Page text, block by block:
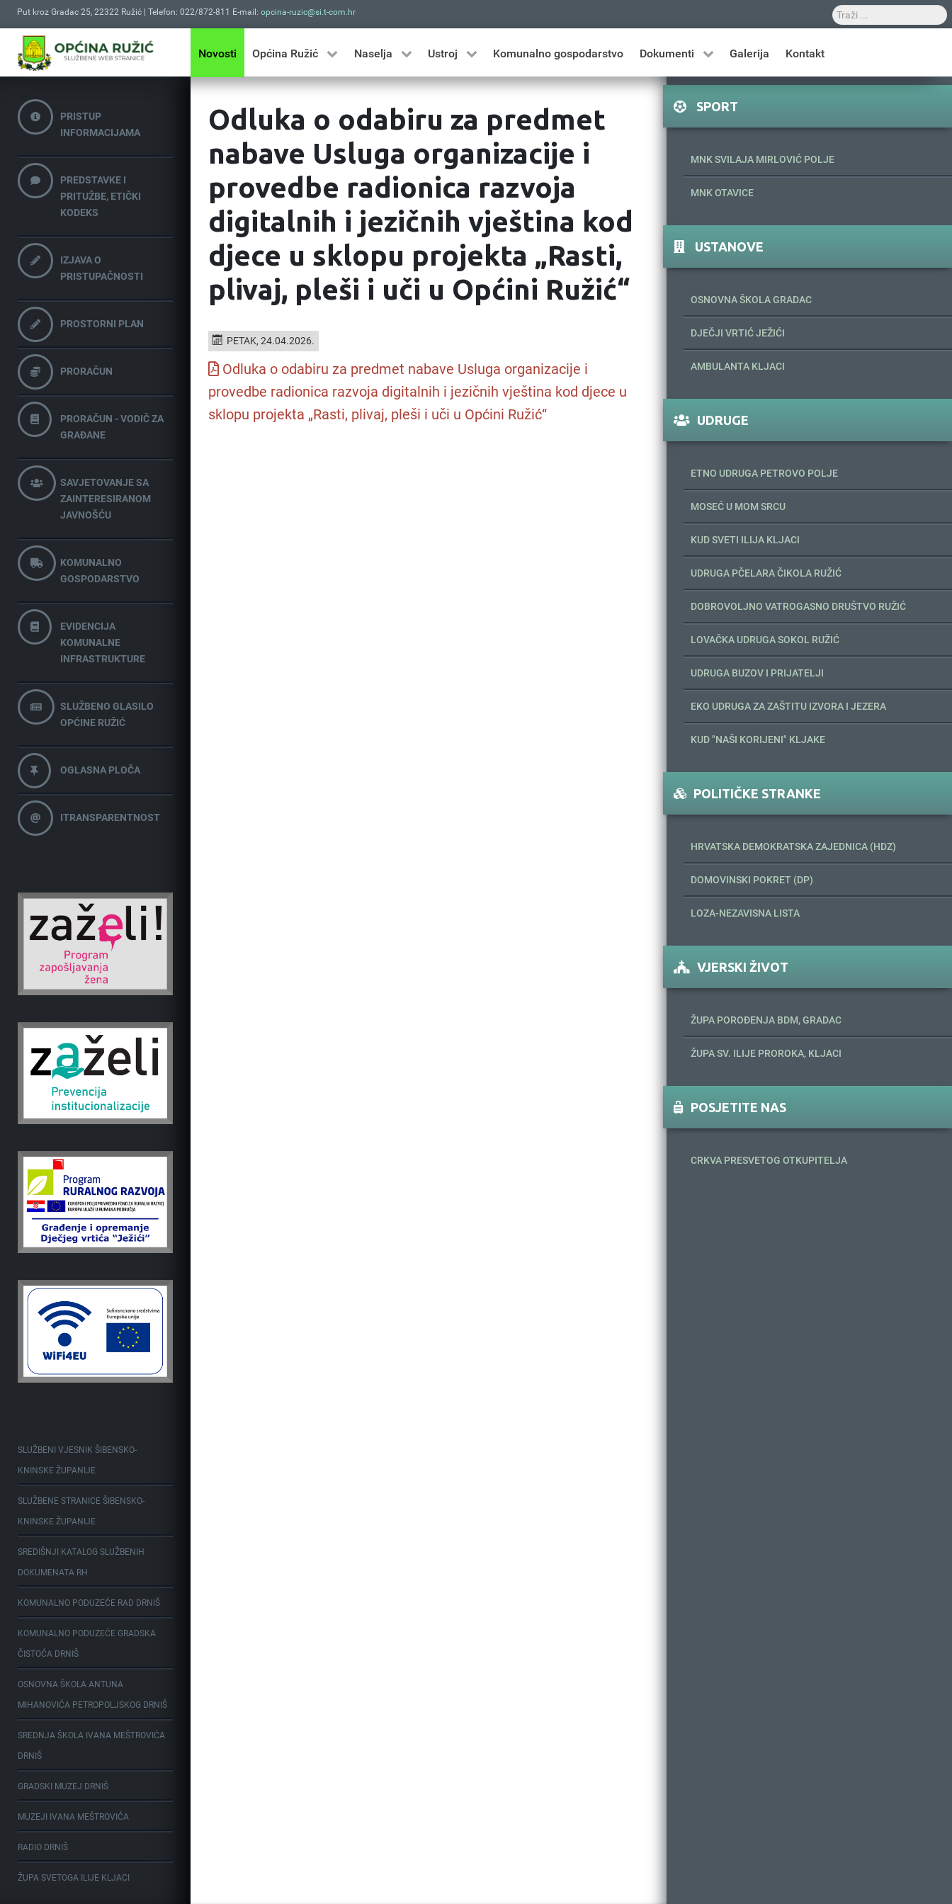
Put kroz Gradac 25, 22322 Ružić | Telefon: 022/872-811 E-mail: opcina-ruzic@si.t-com.hr
Novosti Općina Ružić Naselja Ustroj Komunalno gospodarstvo Dokumenti Galerija Kontakt
PRISTUP
INFORMACIJAMA
PREDSTAVKE I
PRITUŽBE, ETIČKI
KODEKS
IZJAVA O
PRISTUPAČNOSTI
PROSTORNI PLAN
PRORAČUN
PRORAČUN - VODIČ ZA
GRAĐANE
SAVJETOVANJE SA
ZAINTERESIRANOM
JAVNOŠĆU
KOMUNALNO
GOSPODARSTVO
EVIDENCIJA
KOMUNALNE
INFRASTRUKTURE
SLUŽBENO GLASILO
OPĆINE RUŽIĆ
OGLASNA PLOČA
ITRANSPARENTNOST
SLUŽBENI VJESNIK ŠIBENSKO-
KNINSKE ŽUPANIJE
SLUŽBENE STRANICE ŠIBENSKO-
KNINSKE ŽUPANIJE
SREDIŠNJI KATALOG SLUŽBENIH
DOKUMENATA RH
KOMUNALNO PODUZEĆE RAD DRNIŠ
KOMUNALNO PODUZEĆE GRADSKA
ČISTOĆA DRNIŠ
OSNOVNA ŠKOLA ANTUNA
MIHANOVIĆA PETROPOLJSKOG DRNIŠ
SREDNJA ŠKOLA IVANA MEŠTROVIĆA
DRNIŠ
GRADSKI MUZEJ DRNIŠ
MUZEJI IVANA MEŠTROVIĆA
RADIO DRNIŠ
ŽUPA SVETOGA ILIJE KLJACI
Odluka o odabiru za predmet
nabave Usluga organizacije i
provedbe radionica razvoja
digitalnih i jezičnih vještina kod
djece u sklopu projekta „Rasti,
plivaj, pleši i uči u Općini Ružić“
PETAK, 24.04.2026.
Odluka o odabiru za predmet nabave Usluga organizacije i
provedbe radionica razvoja digitalnih i jezičnih vještina kod djece u
sklopu projekta „Rasti, plivaj, pleši i uči u Općini Ružić“
SPORT
MNK SVILAJA MIRLOVIĆ POLJE
MNK OTAVICE
USTANOVE
OSNOVNA ŠKOLA GRADAC
DJEČJI VRTIĆ JEŽIĆI
AMBULANTA KLJACI
UDRUGE
ETNO UDRUGA PETROVO POLJE
MOSEĆ U MOM SRCU
KUD SVETI ILIJA KLJACI
UDRUGA PČELARA ČIKOLA RUŽIĆ
DOBROVOLJNO VATROGASNO DRUŠTVO RUŽIĆ
LOVAČKA UDRUGA SOKOL RUŽIĆ
UDRUGA BUZOV I PRIJATELJI
EKO UDRUGA ZA ZAŠTITU IZVORA I JEZERA
KUD "NAŠI KORIJENI" KLJAKE
POLITIČKE STRANKE
HRVATSKA DEMOKRATSKA ZAJEDNICA (HDZ)
DOMOVINSKI POKRET (DP)
LOZA-NEZAVISNA LISTA
VJERSKI ŽIVOT
ŽUPA POROĐENJA BDM, GRADAC
ŽUPA SV. ILIJE PROROKA, KLJACI
POSJETITE NAS
CRKVA PRESVETOG OTKUPITELJA